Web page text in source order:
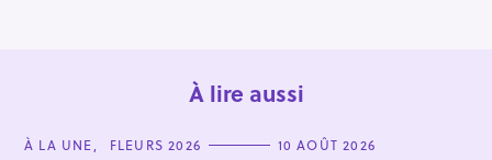
À lire aussi
C
À LA UNE FLEURS 2026 10 AOÛT 2026